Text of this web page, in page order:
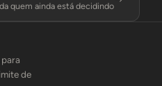
quem ainda está decidindo
de